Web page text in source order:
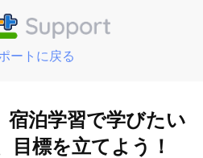
ートに戻る
泊学習で学びたい
目標を立てよう！